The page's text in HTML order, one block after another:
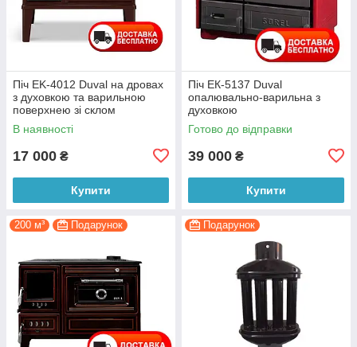
Піч EK-4012 Duval на дровах
з духовкою та варильною
поверхнею зі склом
В наявності
17 000 ₴
Купити
Піч ЕК-5137 Duval
опалювально-варильна з
духовкою
Готово до відправки
39 000 ₴
Купити
200 м³ Подарунок Подарунок